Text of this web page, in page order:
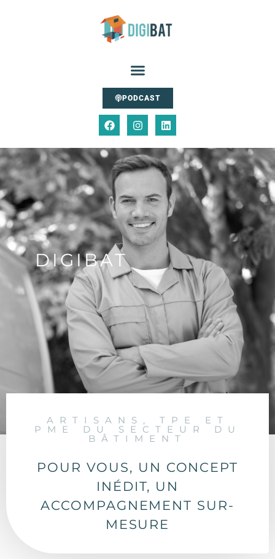
PODCAST
DIGIBAT
ARTISANS, TPE ET
PME DU SECTEUR DU
BÂTIMENT
POUR VOUS, UN CONCEPT
INÉDIT, UN
ACCOMPAGNEMENT SUR-
MESURE